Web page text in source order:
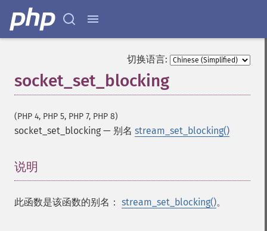
切换语言:
socket_set_blocking
(PHP 4, PHP 5, PHP 7, PHP 8)
socket_set_blocking — 别名 stream_set_blocking()
说明
此函数是该函数的别名： stream_set_blocking()。